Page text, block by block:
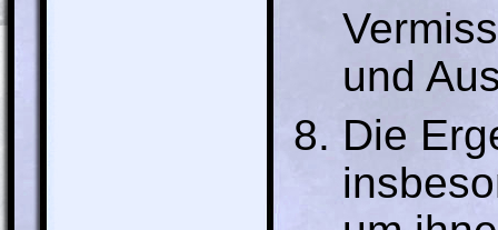
und
Die